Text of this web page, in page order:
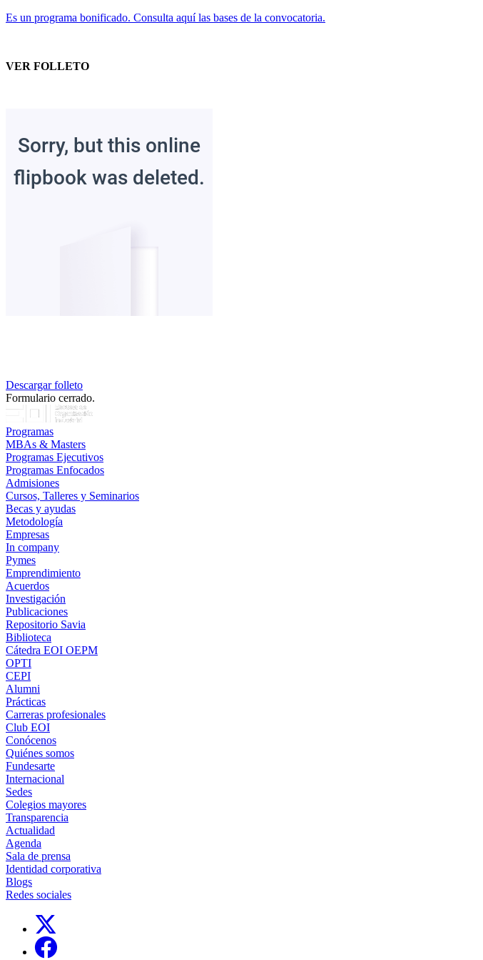
Es un programa bonificado. Consulta aquí las bases de la convocatoria.
VER FOLLETO
Descargar folleto
Formulario cerrado.
Programas
MBAs & Masters
Programas Ejecutivos
Programas Enfocados
Admisiones
Cursos, Talleres y Seminarios
Becas y ayudas
Metodología
Empresas
In company
Pymes
Emprendimiento
Acuerdos
Investigación
Publicaciones
Repositorio Savia
Biblioteca
Cátedra EOI OEPM
OPTI
CEPI
Alumni
Prácticas
Carreras profesionales
Club EOI
Conócenos
Quiénes somos
Fundesarte
Internacional
Sedes
Colegios mayores
Transparencia
Actualidad
Agenda
Sala de prensa
Identidad corporativa
Blogs
Redes sociales
Links, Opens in this window